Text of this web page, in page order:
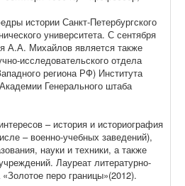
истории Санкт-Петербургского
университета. С сентября
А.А. Михайлов является также
исследовательского отдела
региона РФ) Института
Генерального штаба
– история и историография
– военно-учебных заведений),
науки и техники, а также
Лауреат литературно-
перо границы»(2012).